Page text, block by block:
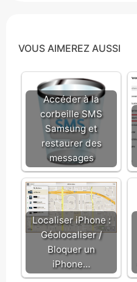
VOUS AIMEREZ AUSSI
Accéder à la
corbeille SMS
Samsung et
restaurer des
messages
Localiser iPhone :
Géolocaliser /
Bloquer un
iPhone…